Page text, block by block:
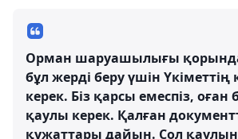
Орман шаруашылығы
бұл жерді беру үшін
керек. Біз қарсы емеспіз, оған
қаулы керек. Қалған
құжаттары дайын. Сол